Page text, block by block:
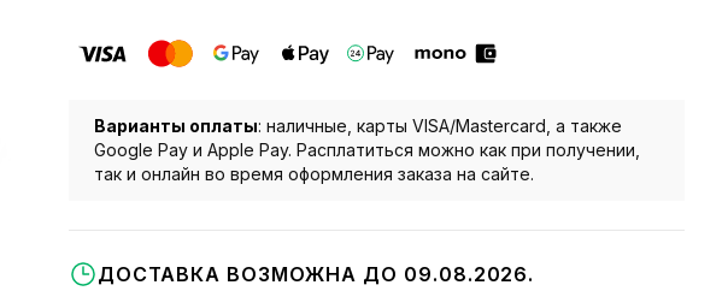
Варианты оплаты: наличные, карты VISA/Mastercard, а также
Google Pay и Apple Pay. Расплатиться можно как при получении,
так и онлайн во время оформления заказа на сайте.
ДОСТАВКА ВОЗМОЖНА ДО 09.08.2026.